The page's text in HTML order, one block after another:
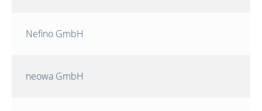
Nefino GmbH
neowa GmbH